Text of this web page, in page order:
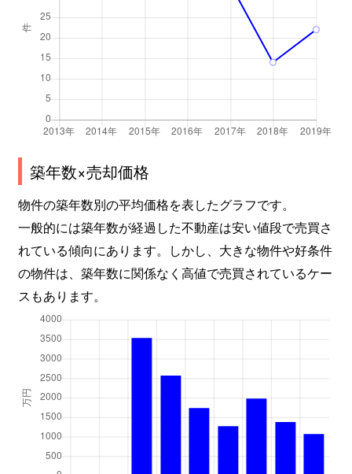
築年数×売却価格
物件の築年数別の平均価格を表したグラフです。
一般的には築年数が経過した不動産は安い値段で売買さ
れている傾向にあります。しかし、大きな物件や好条件
の物件は、築年数に関係なく高値で売買されているケー
スもあります。